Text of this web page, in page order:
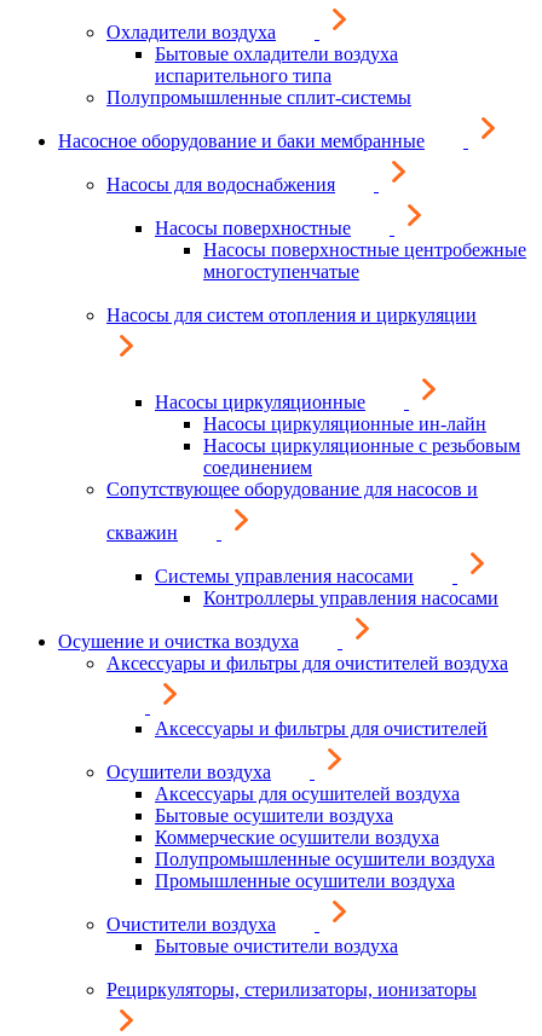
Охладители воздуха
Бытовые охладители воздуха
испарительного типа
Полупромышленные сплит-системы
Насосное оборудование и баки мембранные
Насосы для водоснабжения
Насосы поверхностные
Насосы поверхностные центробежные
многоступенчатые
Насосы для систем отопления и циркуляции
Насосы циркуляционные
Насосы циркуляционные ин-лайн
Насосы циркуляционные с резьбовым
соединением
Сопутствующее оборудование для насосов и
скважин
Системы управления насосами
Контроллеры управления насосами
Осушение и очистка воздуха
Аксессуары и фильтры для очистителей воздуха
Аксессуары и фильтры для очистителей
Осушители воздуха
Аксессуары для осушителей воздуха
Бытовые осушители воздуха
Коммерческие осушители воздуха
Полупромышленные осушители воздуха
Промышленные осушители воздуха
Очистители воздуха
Бытовые очистители воздуха
Рециркуляторы, стерилизаторы, ионизаторы